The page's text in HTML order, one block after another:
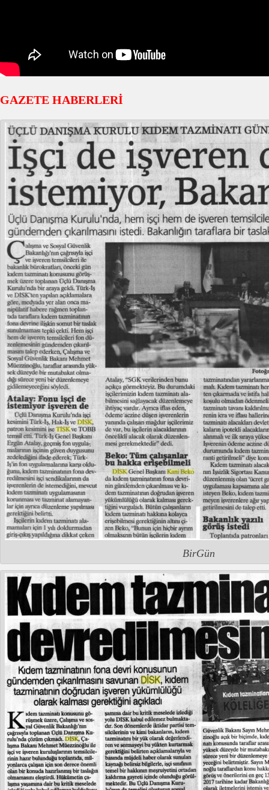
GAZETE HABERLERİ
BirGün